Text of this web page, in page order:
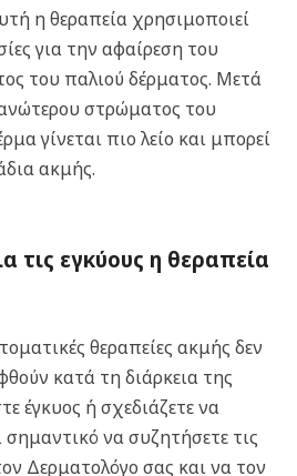
η θεραπεία χρησιμοποιεί
για την αφαίρεση του
του παλιού δέρματος. Μετά
στρώματος του
γίνεται πιο λείο και μπορεί
ακμής.
τις εγκύους η θεραπεία
θεραπείες ακμής δεν
κατά τη διάρκεια της
έγκυος ή σχεδιάζετε να
σημαντικό να συζητήσετε τις
Δερματολόγο σας και να τον